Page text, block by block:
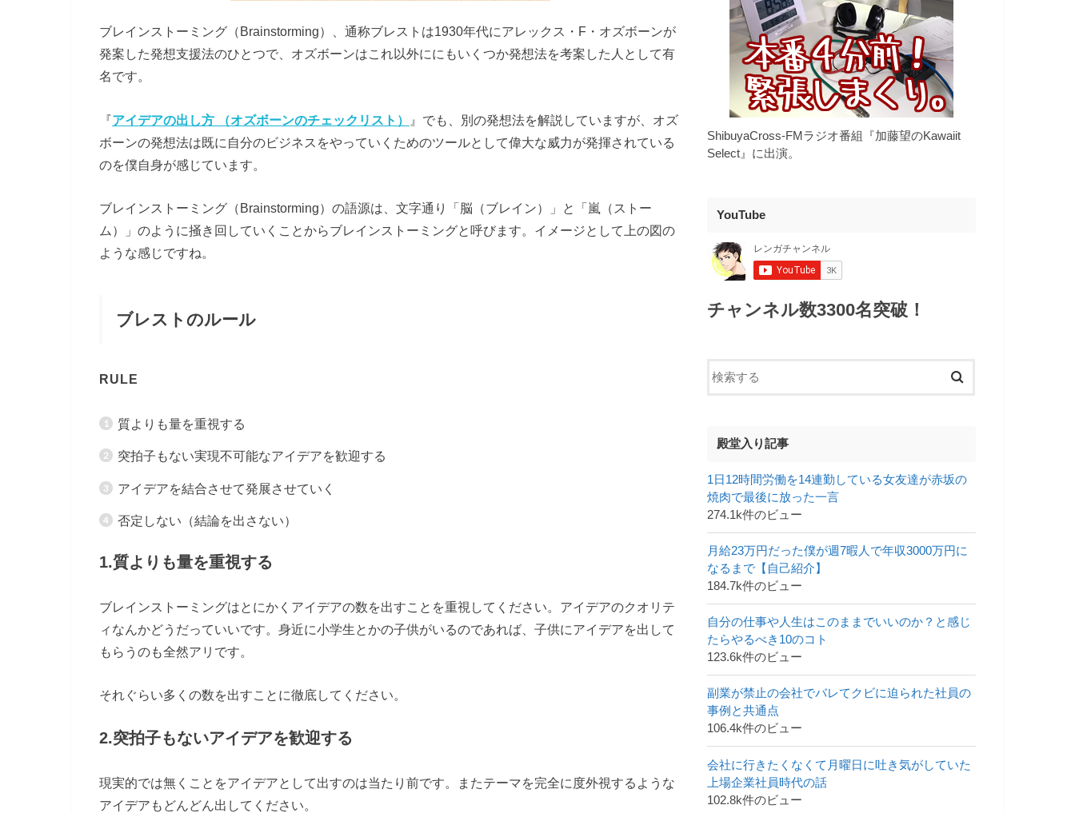
ブレインストーミング（Brainstorming）、通称ブレストは1930年代にアレックス・F・オズボーンが
発案した発想支援法のひとつで、オズボーンはこれ以外ににもいくつか発想法を考案した人として有
名です。
『アイデアの出し方 （オズボーンのチェックリスト）
』でも、別の発想法を解説していますが、オズ
ボーンの発想法は既に自分のビジネスをやっていくためのツールとして偉大な威力が発揮されている
のを僕自身が感じています。
ブレインストーミング（Brainstorming）の語源は、文字通り「脳（ブレイン）」と「嵐（ストー
ム）」のように掻き回していくことからブレインストーミングと呼びます。イメージとして上の図の
ような感じですね。
ブレストのルール
RULE
質よりも量を重視する
突拍子もない実現不可能なアイデアを歓迎する
アイデアを結合させて発展させていく
否定しない（結論を出さない）
1.質よりも量を重視する
ブレインストーミングはとにかくアイデアの数を出すことを重視してください。アイデアのクオリテ
ィなんかどうだっていいです。身近に小学生とかの子供がいるのであれば、子供にアイデアを出して
もらうのも全然アリです。
それぐらい多くの数を出すことに徹底してください。
2.突拍子もないアイデアを歓迎する
現実的では無くことをアイデアとして出すのは当たり前です。またテーマを完全に度外視するような
アイデアもどんどん出してください。
ShibuyaCross-FMラジオ番組『加藤望のKawaiit
Select』に出演。
YouTube
チャンネル数3300名突破！
殿堂入り記事
1日12時間労働を14連勤している女友達が赤坂の
焼肉で最後に放った一言
274.1k件のビュー
月給23万円だった僕が週7暇人で年収3000万円に
なるまで【自己紹介】
184.7k件のビュー
自分の仕事や人生はこのままでいいのか？と感じ
たらやるべき10のコト
123.6k件のビュー
副業が禁止の会社でバレてクビに迫られた社員の
事例と共通点
106.4k件のビュー
会社に行きたくなくて月曜日に吐き気がしていた
上場企業社員時代の話
102.8k件のビュー